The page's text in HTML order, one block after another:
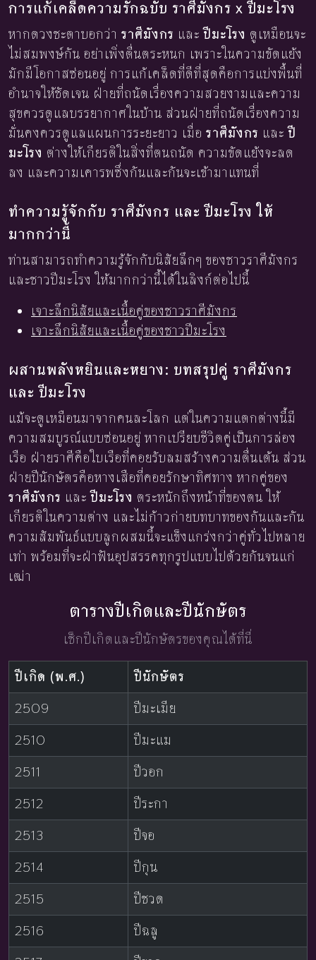
การแก้เคล็ดความรักฉบับ ราศีมังกร x ปีมะโรง
หากดวงชะตาบอกว่า ราศีมังกร และปีมะโรง ดูเหมือนจะ
ไม่สมพงษ์กัน อย่าเพิ่งตื่นตระหนก เพราะในความขัดแย้ง
มักมีโอกาสซ่อนอยู่ การแก้เคล็ดที่ดีที่สุดคือการแบ่งพื้นที่
อำนาจให้ชัดเจน ฝ่ายที่ถนัดเรื่องความสวยงามและความ
สุขควรดูแลบรรยากาศในบ้าน ส่วนฝ่ายที่ถนัดเรื่องความ
มั่นคงควรดูแลแผนการระยะยาว เมื่อ ราศีมังกร และปี
มะโรง ต่างให้เกียรติในสิ่งที่ตนถนัด ความขัดแย้งจะลด
ลง และความเคารพซึ่งกันและกันจะเข้ามาแทนที่
ทำความรู้จักกับ ราศีมังกร และ ปีมะโรง ให้
มากกว่านี้
ท่านสามารถทำความรู้จักกับนิสัยลึกๆ ของชาวราศีมังกร
และชาวปีมะโรง ให้มากกว่านี้ได้ในลิงก์ต่อไปนี้
เจาะลึกนิสัยและเนื้อคู่ของชาวราศีมังกร
เจาะลึกนิสัยและเนื้อคู่ของชาวปีมะโรง
ผสานพลังหยินและหยาง: บทสรุปคู่ ราศีมังกร
และ ปีมะโรง
แม้จะดูเหมือนมาจากคนละโลก แต่ในความแตกต่างนี้มี
ความสมบูรณ์แบบซ่อนอยู่ หากเปรียบชีวิตคู่เป็นการล่อง
เรือ ฝ่ายราศีคือใบเรือที่คอยรับลมสร้างความตื่นเต้น ส่วน
ฝ่ายปีนักษัตรคือหางเสือที่คอยรักษาทิศทาง หากคู่ของ
ราศีมังกร และปีมะโรง ตระหนักถึงหน้าที่ของตน ให้
เกียรติในความต่าง และไม่ก้าวก่ายบทบาทของกันและกัน
ความสัมพันธ์แบบลูกผสมนี้จะแข็งแกร่งกว่าคู่ทั่วไปหลาย
เท่า พร้อมที่จะฝ่าฟันอุปสรรคทุกรูปแบบไปด้วยกันจนแก่
เฒ่า
ตารางปีเกิดและปีนักษัตร
เช็กปีเกิดและปีนักษัตรของคุณได้ที่นี่
ปีเกิด (พ.ศ.)
ปีนักษัตร
2509
ปีมะเมีย
2510
ปีมะแม
2511
ปีวอก
2512
ปีระกา
2513
ปีจอ
2514
ปีกุน
2515
ปีชวด
2516
ปีฉลู